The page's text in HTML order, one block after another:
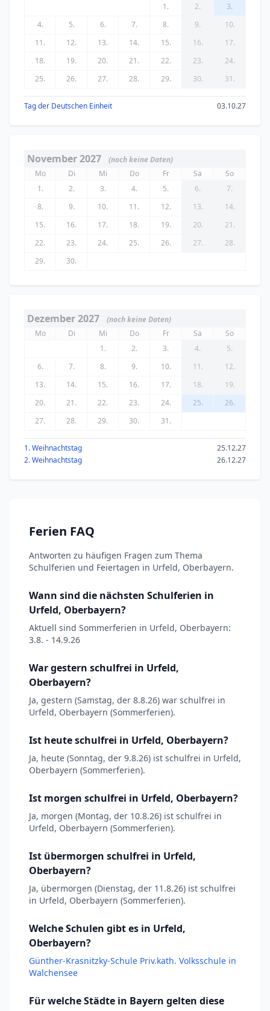
1.
2.
3.
4.
5. 6. 7. 8. 9.
10.
11.
12. 13. 14. 15. 16.
17.
18.
19. 20. 21. 22. 23.
24.
25.
26. 27. 28. 29. 30. 31.
Tag der Deutschen Einheit 03.10.27
November 2027
(noch keine Daten)
Mo
Di Mi Do Fr Sa
So
1.
2. 3. 4. 5. 6.
7.
8.
9. 10. 11. 12. 13.
14.
15.
16. 17. 18. 19. 20.
21.
22.
23. 24. 25. 26. 27.
28.
29.
30.
Dezember 2027
(noch keine Daten)
Mo
Di Mi Do Fr Sa
So
1.
2. 3. 4.
5.
6.
7. 8. 9. 10. 11.
12.
13.
14. 15. 16. 17. 18.
19.
20.
21. 22. 23. 24. 25.
26.
27.
28. 29. 30. 31.
1. Weihnachtstag
25.12.27
2. Weihnachtstag
26.12.27
Ferien FAQ
Antworten zu häufigen Fragen zum Thema
Schulferien und Feiertagen in Urfeld, Oberbayern.
Wann sind die nächsten Schulferien in
Urfeld, Oberbayern?
Aktuell sind Sommerferien in Urfeld, Oberbayern:
3.8. - 14.9.26
War gestern schulfrei in Urfeld,
Oberbayern?
Ja, gestern (Samstag, der 8.8.26) war schulfrei in
Urfeld, Oberbayern (Sommerferien).
Ist heute schulfrei in Urfeld, Oberbayern?
Ja, heute (Sonntag, der 9.8.26) ist schulfrei in Urfeld,
Oberbayern (Sommerferien).
Ist morgen schulfrei in Urfeld, Oberbayern?
Ja, morgen (Montag, der 10.8.26) ist schulfrei in
Urfeld, Oberbayern (Sommerferien).
Ist übermorgen schulfrei in Urfeld,
Oberbayern?
Ja, übermorgen (Dienstag, der 11.8.26) ist schulfrei
in Urfeld, Oberbayern (Sommerferien).
Welche Schulen gibt es in Urfeld,
Oberbayern?
Günther-Krasnitzky-Schule Priv.kath. Volksschule in
Walchensee
Für welche Städte in Bayern gelten diese